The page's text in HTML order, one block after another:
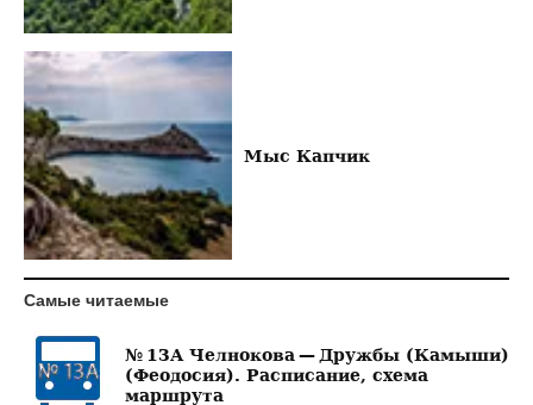
Мыс Капчик
Самые читаемые
№ 13А Челнокова — Дружбы (Камыши)
(Феодосия). Расписание, схема
маршрута